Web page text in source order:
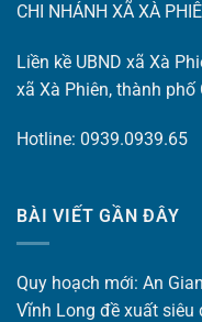
CHI NHÁNH XÃ XÀ
Liền kề UBND xã Xà
xã Xà Phiên, thành phố
Hotline: 0939.0939.65
BÀI VIẾT GẦN ĐÂY
Quy hoạch mới: An
Vĩnh Long đề xuất siêu